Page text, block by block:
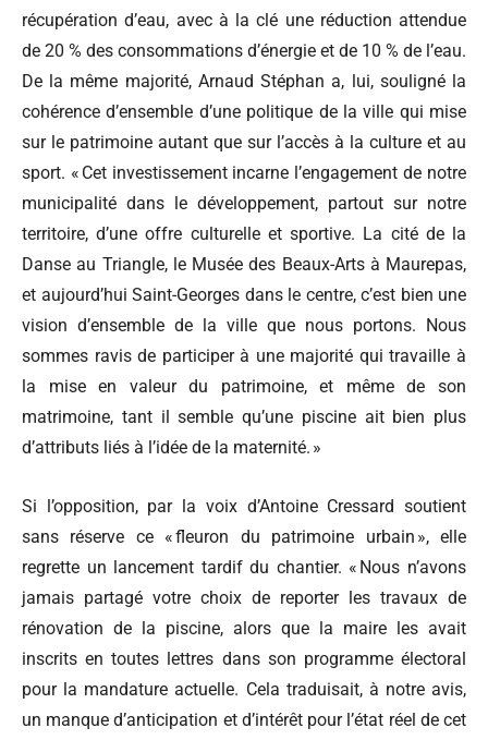
récupération d’eau, avec à la clé une réduction attendue
de 20 % des consommations d’énergie et de 10 % de l’eau.
De la même majorité, Arnaud Stéphan a, lui, souligné la
cohérence d’ensemble d’une politique de la ville qui mise
sur le patrimoine autant que sur l’accès à la culture et au
sport. « Cet investissement incarne l’engagement de notre
municipalité dans le développement, partout sur notre
territoire, d’une offre culturelle et sportive. La cité de la
Danse au Triangle, le Musée des Beaux-Arts à Maurepas,
et aujourd’hui Saint-Georges dans le centre, c’est bien une
vision d’ensemble de la ville que nous portons. Nous
sommes ravis de participer à une majorité qui travaille à
la mise en valeur du patrimoine, et même de son
matrimoine, tant il semble qu’une piscine ait bien plus
d’attributs liés à l’idée de la maternité. »
Si l’opposition, par la voix d’Antoine Cressard soutient
sans réserve ce « fleuron du patrimoine urbain », elle
regrette un lancement tardif du chantier. « Nous n’avons
jamais partagé votre choix de reporter les travaux de
rénovation de la piscine, alors que la maire les avait
inscrits en toutes lettres dans son programme électoral
pour la mandature actuelle. Cela traduisait, à notre avis,
un manque d’anticipation et d’intérêt pour l’état réel de cet